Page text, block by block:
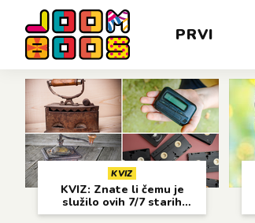
PRVI
KVIZ
KVIZ: Znate li čemu je
služilo ovih 7/7 starih
predmeta?